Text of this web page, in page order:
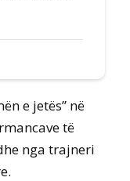
e jetës” në
të
nga trajneri